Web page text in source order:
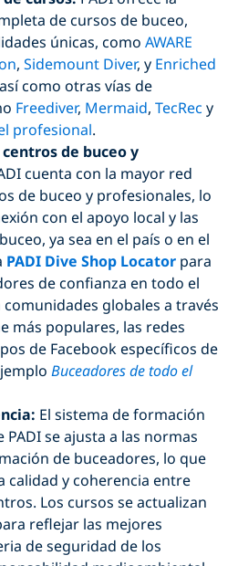
de cursos de buceo,
únicas, como AWARE
, Sidemount Diver, y Enriched
así como otras vías de
Freediver, Mermaid, TecRec y
profesional.
de buceo y
cuenta con la mayor red
de buceo y profesionales, lo
con el apoyo local y las
ya sea en el país o en el
PADI Dive Shop Locator para
de confianza en todo el
globales a través
más populares, las redes
de Facebook específicos de
Buceadores de todo el
El sistema de formación
se ajusta a las normas
de buceadores, lo que
calidad y coherencia entre
Los cursos se actualizan
reflejar las mejores
de seguridad de los